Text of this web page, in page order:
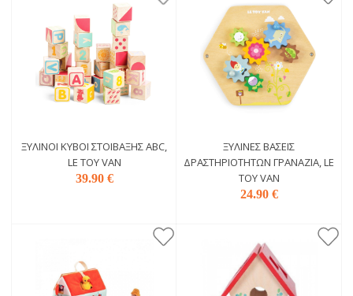
ΞΎΛΙΝΟΙ ΚΎΒΟΙ ΣΤΟΊΒΑΞΗΣ ABC,
LE TOY VAN
39.90 €
ΞΎΛΙΝΕΣ ΒΆΣΕΙΣ
ΔΡΑΣΤΗΡΙΟΤΉΤΩΝ ΓΡΑΝΆΖΙΑ, LE
TOY VAN
24.90 €